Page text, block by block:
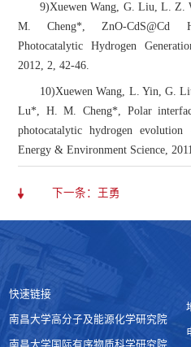
9)Xuewen Wang, G. Liu, L. Z.
M. Cheng*,ZnO-CdS@Cd
Photocatalytic Hydrogen
2012, 2, 42-46.
10)Xuewen Wang, L. Yin, G.
Lu*, H. M. Cheng*, Polar
photocatalytic hydrogen evolution
Energy & Environment Science,
下一条：王勇
快速链接
南昌大学高分子及能源化学研究院
南昌大学国际有序物质科学研究院